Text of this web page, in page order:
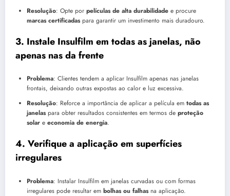
Resolução: Opte por películas de alta durabilidade e procure
marcas certificadaspara garantir um investimento mais duradouro.
3. Instale Insulfilm em todas as janelas, não
apenas nas da frente
Problema: Clientes tendem a aplicar Insulfilm apenas nas janelas
frontais, deixando outras expostas ao calor e luz excessiva.
Resolução: Reforce a importância de aplicar a película em todas as
janelaspara obter resultados consistentes em termos de proteção
solar e economia de energia.
4. Verifique a aplicação em superfícies
irregulares
Problema: Instalar Insulfilm em janelas curvadas ou com formas
irregulares pode resultar em bolhas ou falhasna aplicação.